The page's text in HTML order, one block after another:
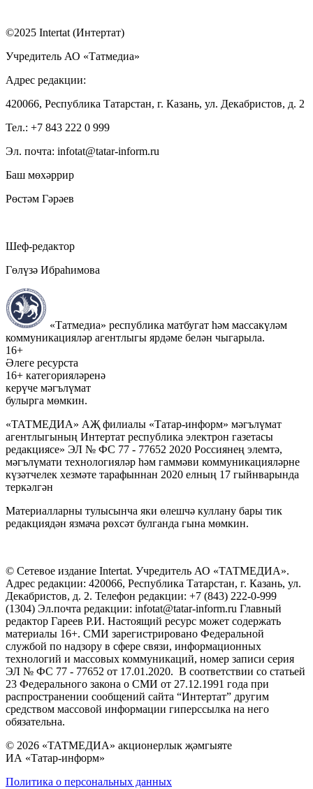
©2025 Intertat (Интертат)
Учредитель АО «Татмедиа»
Адрес редакции:
420066, Республика Татарстан, г. Казань, ул. Декабристов, д. 2
Тел.: +7 843 222 0 999
Эл. почта: infotat@tatar-inform.ru
Баш мөхәррир
Рөстәм Гәрәев
Шеф-редактор
Гөлүзә Ибраһимова
«Татмедиа» республика матбугат һәм массакүләм
коммуникацияләр агентлыгы ярдәме белән чыгарыла.
16+
Әлеге ресурста
16+ категорияләренә
керүче мәгълүмат
булырга мөмкин.
«ТАТМЕДИА» АҖ филиалы «Татар-информ» мәгълүмат
агентлыгының Интертат республика электрон газетасы
редакциясе» ЭЛ № ФС 77 - 77652 2020 Россиянең элемтә,
мәгълүмати технологияләр һәм гаммәви коммуникацияләрне
күзәтчелек хезмәте тарафыннан 2020 елның 17 гыйнварында
теркәлгән
Материалларны тулысынча яки өлешчә куллану бары тик
редакциядән язмача рөхсәт булганда гына мөмкин.
© Сетевое издание Intertat. Учредитель АО «ТАТМЕДИА».
Адрес редакции: 420066, Республика Татарстан, г. Казань, ул.
Декабристов, д. 2. Телефон редакции: +7 (843) 222-0-999
(1304) Эл.почта редакции: infotat@tatar-inform.ru Главный
редактор Гареев Р.И. Настоящий ресурс может содержать
материалы 16+. СМИ зарегистрировано Федеральной
службой по надзору в сфере связи, информационных
технологий и массовых коммуникаций, номер записи серия
ЭЛ № ФС 77 - 77652 от 17.01.2020. В соответствии со статьей
23 Федерального закона о СМИ от 27.12.1991 года при
распространении сообщений сайта “Интертат” другим
средством массовой информации гиперссылка на него
обязательна.
© 2026 «ТАТМЕДИА» акционерлык җәмгыяте
ИА «Татар-информ»
Политика о персональных данных